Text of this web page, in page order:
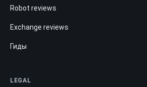
Robot reviews
Exchange reviews
Гиды
LEGAL